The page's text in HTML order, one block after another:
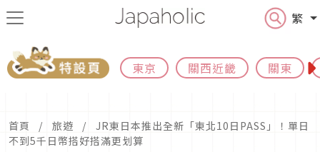
繁
東京 關西近畿 關東
首頁 旅遊
JR東日本推出全新「東北10日PASS」！單日
不到5千日幣搭好搭滿更划算